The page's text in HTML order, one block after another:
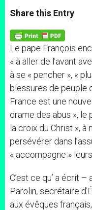
t
s
p
p
s
e
g
e
r
e
b
o
k
Share this Entry
Le pape François
« à aller de l’avant
à se « pencher », «
blessures de peuple
France est une
drame des abus », le
la croix du Christ », à
persévérer dans
« accompagne »
C’est ce qu’ a écrit
Parolin, secrétaire
aux évêques